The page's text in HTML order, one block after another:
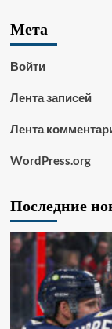
Мета
Войти
Лента записей
Лента
WordPress.org
Последние